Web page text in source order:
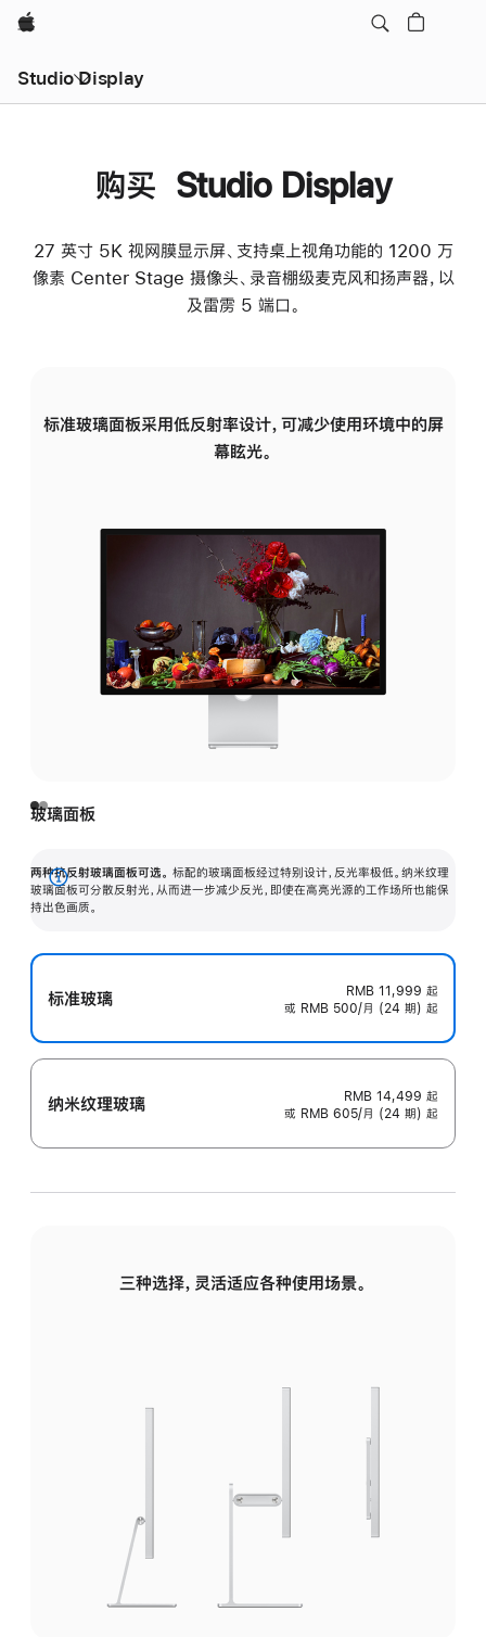
Apple
Studio Display
购买 Studio Display
27 英寸 5K 视网膜显示屏、支持桌上视角功能的 1200 万
像素 Center Stage 摄像头、录音棚级麦克风和扬声器，以
及雷雳 5 端口。
标准玻璃面板采用低反射率设计，可减少使用环境中的屏
幕眩光。
玻璃面板
两种抗反射玻璃面板可选。 标配的玻璃面板经过特别设计，反光率极低。纳米纹理
玻璃面板可分散反射光，从而进一步减少反光，即使在高亮光源的工作场所也能保
持出色画质。
展
开
标准玻璃 RMB 11,999 起
或 RMB 500/月 (24 期) 起
纳米纹理玻璃 RMB 14,499 起
或 RMB 605/月 (24 期) 起
三种选择，灵活适应各种使用场景。